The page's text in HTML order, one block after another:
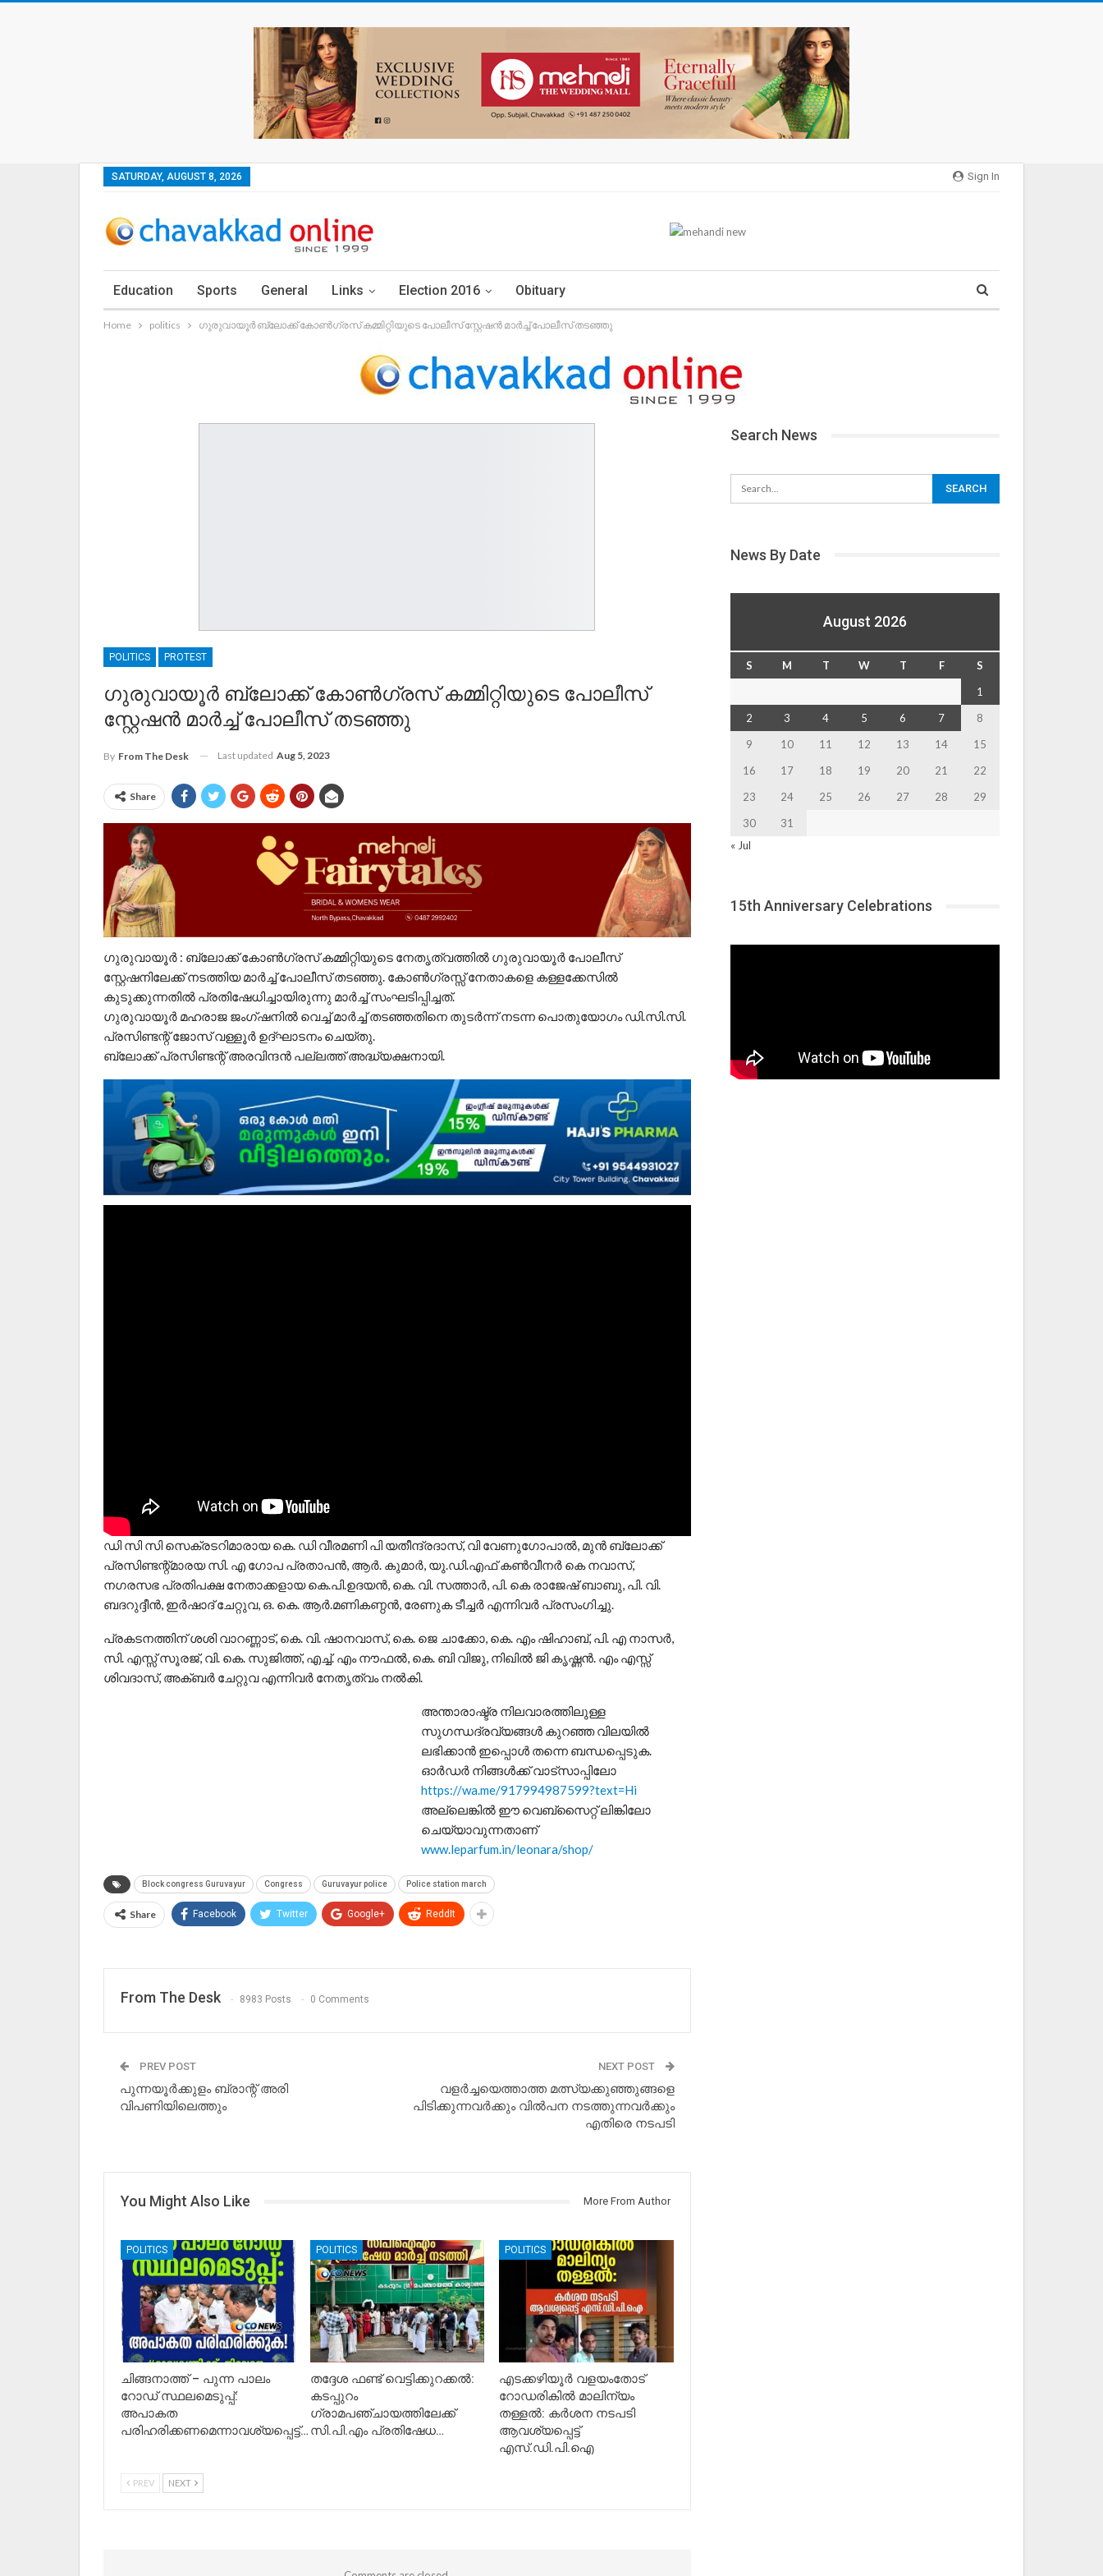
Sign In
SATURDAY, AUGUST 8, 2026
Education Sports General Links Election 2016 Obituary
Home politics ഗുരുവായൂർ ബ്ലോക്ക് കോൺഗ്രസ് കമ്മിറ്റിയുടെ പോലീസ് സ്റ്റേഷൻ മാർച്ച് പോലീസ് തടഞ്ഞു
POLITICS PROTEST
ഗുരുവായൂർ ബ്ലോക്ക് കോൺഗ്രസ് കമ്മിറ്റിയുടെ പോലീസ്
സ്റ്റേഷൻ മാർച്ച് പോലീസ് തടഞ്ഞു
By From The Desk Last updated Aug 5, 2023
Share
ഗുരുവായൂർ : ബ്ലോക്ക് കോൺഗ്രസ് കമ്മിറ്റിയുടെ നേതൃത്വത്തിൽ ഗുരുവായൂർ പോലീസ്
സ്റ്റേഷനിലേക്ക് നടത്തിയ മാർച്ച്‌ പോലീസ് തടഞ്ഞു. കോൺഗ്രസ്സ് നേതാകളെ കള്ളക്കേസിൽ
കുടുക്കുന്നതിൽ പ്രതിഷേധിച്ചായിരുന്നു മാർച്ച്‌ സംഘടിപ്പിച്ചത്.
ഗുരുവായൂർ മഹരാജ ജംഗ്ഷനിൽ വെച്ച് മാർച്ച്‌ തടഞ്ഞതിനെ തുടർന്ന് നടന്ന പൊതുയോഗം ഡി.സി.സി.
പ്രസിണ്ടന്റ് ജോസ് വള്ളൂർ ഉദ്ഘാടനം ചെയ്തു.
ബ്ലോക്ക് പ്രസിണ്ടന്റ് അരവിന്ദൻ പല്ലത്ത് അദ്ധ്യക്ഷനായി.
ഡി സി സി സെക്രടറിമാരായ കെ. ഡി വീരമണി പി യതീന്ദ്രദാസ്, വി വേണുഗോപാൽ, മുൻ ബ്ലോക്ക്
പ്രസിണ്ടന്റ്മാരയ സി. എ ഗോപ പ്രതാപൻ, ആർ. കുമാർ, യു.ഡി.എഫ് കൺവീനർ കെ നവാസ്,
നഗരസഭ പ്രതിപക്ഷ നേതാക്കളായ കെ.പി.ഉദയൻ, കെ. വി. സത്താർ, പി. കെ രാജേഷ് ബാബു, പി. വി.
ബദറുദ്ദീൻ, ഇർഷാദ് ചേറ്റുവ, ഒ. കെ. ആർ.മണികണ്ഠൻ, രേണുക ടീച്ചർ എന്നിവർ പ്രസംഗിച്ചു.
പ്രകടനത്തിന് ശശി വാറണ്ണാട്, കെ. വി. ഷാനവാസ്, കെ. ജെ ചാക്കോ, കെ. എം ഷിഹാബ്, പി. എ നാസർ,
സി. എസ്സ് സൂരജ്, വി. കെ. സുജിത്ത്, എച്ച്. എം നൗഫൽ, കെ. ബി വിജു, നിഖിൽ ജി കൃഷ്ണൻ. എം എസ്സ്
ശിവദാസ്, അക്ബർ ചേറ്റുവ എന്നിവർ നേതൃത്വം നൽകി.
അന്താരാഷ്ട്ര നിലവാരത്തിലുള്ള
സുഗന്ധദ്രവ്യങ്ങൾ കുറഞ്ഞ വിലയിൽ
ലഭിക്കാൻ ഇപ്പൊൾ തന്നെ ബന്ധപ്പെടുക.
ഓർഡർ നിങ്ങൾക്ക് വാട്സാപ്പിലോ
https://wa.me/917994987599?text=Hi
അല്ലെങ്കിൽ ഈ വെബ്സൈറ്റ് ലിങ്കിലോ
ചെയ്യാവുന്നതാണ്
www.leparfum.in/leonara/shop/
Block congress Guruvayur Congress Guruvayur police Police station march
Share Facebook Twitter Google+ ReddIt
From The Desk 8983 Posts 0 Comments
PREV POST
പുന്നയൂർക്കുളം ബ്രാന്റ് അരി
വിപണിയിലെത്തും
NEXT POST
വളര്‍ച്ചയെത്താത്ത മത്സ്യക്കുഞ്ഞുങ്ങളെ
പിടിക്കുന്നവർക്കും വില്‍പന നടത്തുന്നവർക്കും
എതിരെ നടപടി
You Might Also Like More From Author
POLITICS
ചിങ്ങനാത്ത് – പുന്ന പാലം
റോഡ് സ്ഥലമെടുപ്പ്:
അപാകത
പരിഹരിക്കണമെന്നാവശ്യപ്പെട്ട്…
POLITICS
തദ്ദേശ ഫണ്ട് വെട്ടിക്കുറക്കൽ:
കടപ്പുറം
ഗ്രാമപഞ്ചായത്തിലേക്ക്
സി.പി.എം പ്രതിഷേധ…
POLITICS
എടക്കഴിയൂർ വളയംതോട്
റോഡരികിൽ മാലിന്യം
തള്ളൽ: കർശന നടപടി
ആവശ്യപ്പെട്ട്
എസ്.ഡി.പി.ഐ
PREV NEXT
Search News
News By Date
August 2026
S M T W T F
S
1
2
3 4 5 6 7
8
9
10 11 12 13 14
15
16
17 18 19 20 21
22
23
24 25 26 27 28
29
30
31
« Jul
15th Anniversary Celebrations